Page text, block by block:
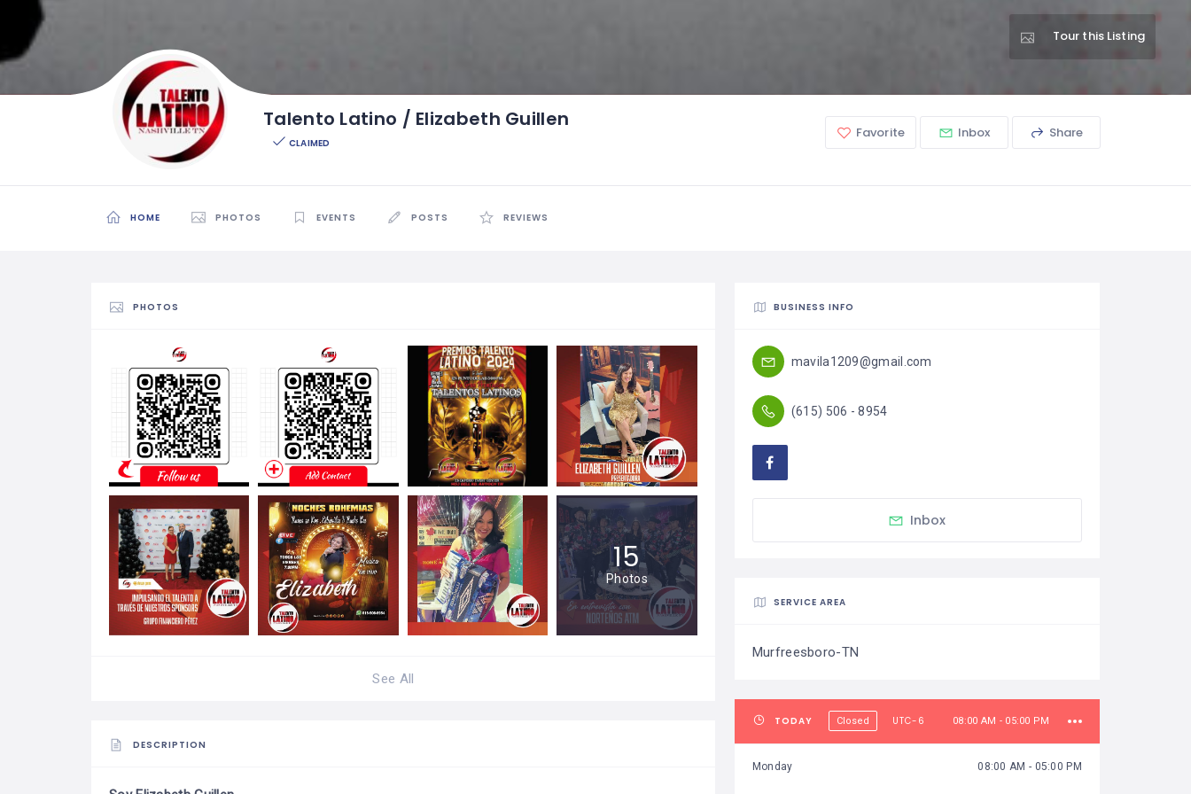
Tour this Listing
Talento Latino / Elizabeth Guillen
CLAIMED
Favorite Inbox Share
HOME PHOTOS EVENTS POSTS REVIEWS
PHOTOS
15
Photos
See All
DESCRIPTION
BUSINESS INFO
mavila1209@gmail.com
(615) 506 - 8954
Inbox
SERVICE AREA
Murfreesboro-TN
TODAY Closed UTC-6 08:00 AM - 05:00 PM
Monday 08:00 AM - 05:00 PM